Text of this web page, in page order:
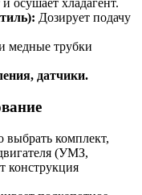
осушает хладагент.
Дозирует подачу
медные трубки
датчики.
выбрать комплект,
(УМЗ,
конструкция